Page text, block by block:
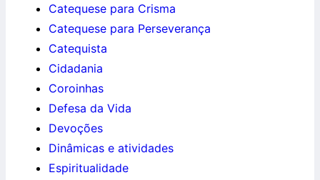
Catequese para Crisma
Catequese para Perseverança
Catequista
Cidadania
Coroinhas
Defesa da Vida
Devoções
Dinâmicas e atividades
Espiritualidade